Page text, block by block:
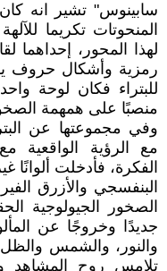
سابينوس" تشير انه
المنحوتات تكريما
لهذا المحور، إحداهما
رمزية وأشكال حروف
للبتراء فكان لوحة
منصبًا على همهمة
وفي مجموعتها عن
مع الرؤية الواقعية
الفكرة، فأدخلت ألوانًا
البنفسجي والأزرق
الصخور الجيولوجية
جديدًا وخروجًا عن
والنور، والشمس
تلامس روح المشاهد